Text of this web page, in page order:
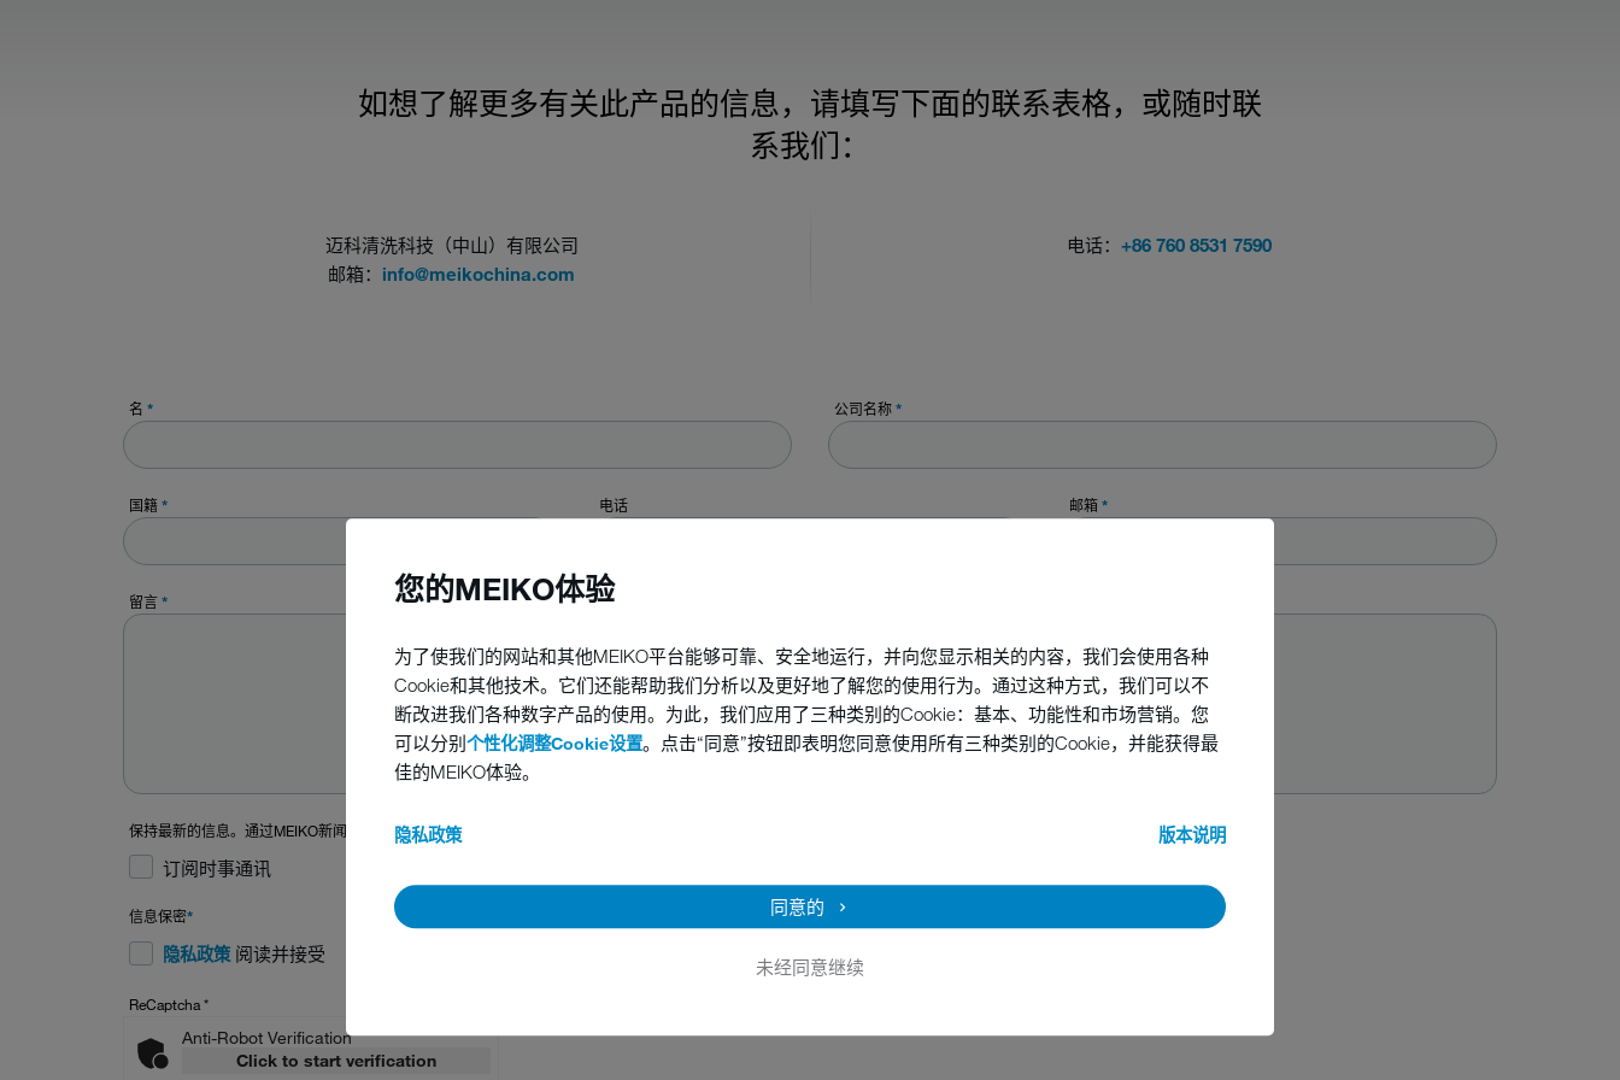
您的MEIKO体验
为了使我们的网站和其他MEIKO平台能够可靠、安全地运行，并向您显示相关的内容，我们会使用各种
Cookie和其他技术。它们还能帮助我们分析以及更好地了解您的使用行为。通过这种方式，我们可以不
断改进我们各种数字产品的使用。为此，我们应用了三种类别的Cookie：基本、功能性和市场营销。您
可以分别个性化调整Cookie设置。点击“同意”按钮即表明您同意使用所有三种类别的Cookie，并能获得最
佳的MEIKO体验。
隐私政策 版本说明
同意的
未经同意继续
如想了解更多有关此产品的信息，请填写下面的联系表格，或随时联
系我们：
迈科清洗科技（中山）有限公司
邮箱： info@meikochina.com
电话： +86 760 8531 7590
名 * 公司名称*
国籍* 电话 邮箱*
留言*
保持最新的信息。通过MEIKO新闻通讯，您可以收到专家知识和行业提示，在参考故事中俯瞰他人，并随时了解到最新的MEIKO培训课程。
订阅时事通讯
信息保密*
隐私政策 阅读并接受
ReCaptcha*
Anti-Robot Verification
Click to start verification